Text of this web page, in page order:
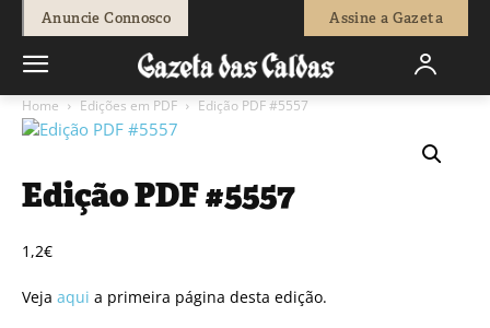
Anuncie Connosco Assine a Gazeta
Home Edições em PDF Edição PDF #5557
Edição PDF #5557
1,2€
Veja aqui a primeira página desta edição.